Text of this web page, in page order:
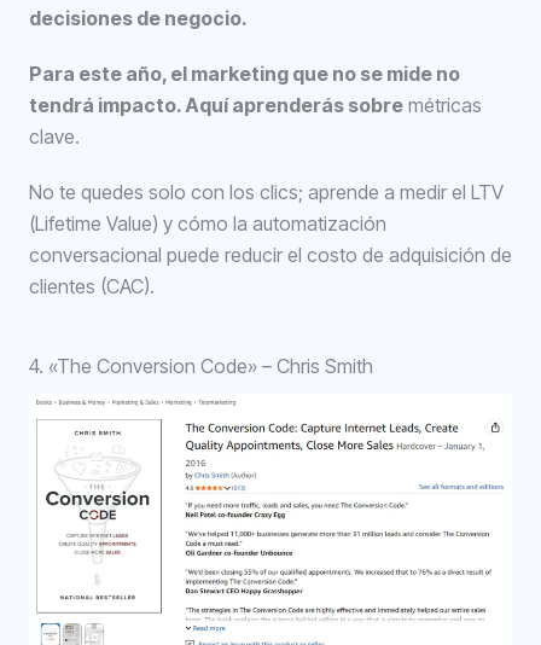
decisiones de negocio.
Para este año, el marketing que no se mide no
tendrá impacto. Aquí aprenderás sobre métricas
clave.
No te quedes solo con los clics; aprende a medir el LTV
(Lifetime Value) y cómo la automatización
conversacional puede reducir el costo de adquisición de
clientes (CAC).
4. «The Conversion Code» – Chris Smith